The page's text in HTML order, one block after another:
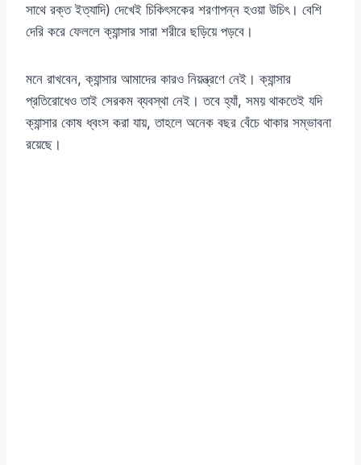
সাথে রক্ত ইত্যাদি) দেখেই চিকিৎসকের শরণাপন্ন হওয়া উচিৎ। বেশি
দেরি করে ফেললে ক্যান্সার সারা শরীরে ছড়িয়ে পড়বে।
মনে রাখবেন, ক্যান্সার আমাদের কারও নিয়ন্ত্রণে নেই। ক্যান্সার
প্রতিরোধেও তাই সেরকম ব্যবস্থা নেই। তবে হ্যাঁ, সময় থাকতেই যদি
ক্যান্সার কোষ ধ্বংস করা যায়, তাহলে অনেক বছর বেঁচে থাকার সম্ভাবনা
রয়েছে।